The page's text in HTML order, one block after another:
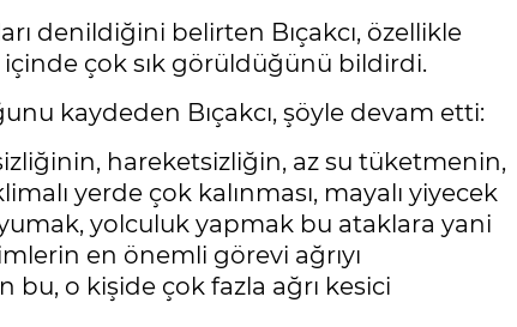
denildiğini belirten Bıçakcı, özellikle
çok sık görüldüğünü bildirdi.
kaydeden Bıçakcı, şöyle devam etti:
hareketsizliğin, az su tüketmenin,
yerde çok kalınması, mayalı yiyecek
yolculuk yapmak bu ataklara yani
en önemli görevi ağrıyı
bu, o kişide çok fazla ağrı kesici